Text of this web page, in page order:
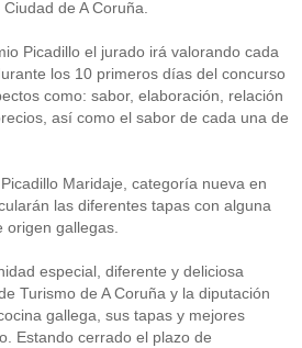
de A Coruña.
Picadillo el jurado irá valorando cada
los 10 primeros días del concurso
como: sabor, elaboración, relación
así como el sabor de cada una de
Maridaje, categoría nueva en
las diferentes tapas con alguna
gallegas.
especial, diferente y deliciosa
Turismo de A Coruña y la diputación
gallega, sus tapas y mejores
Estando cerrado el plazo de